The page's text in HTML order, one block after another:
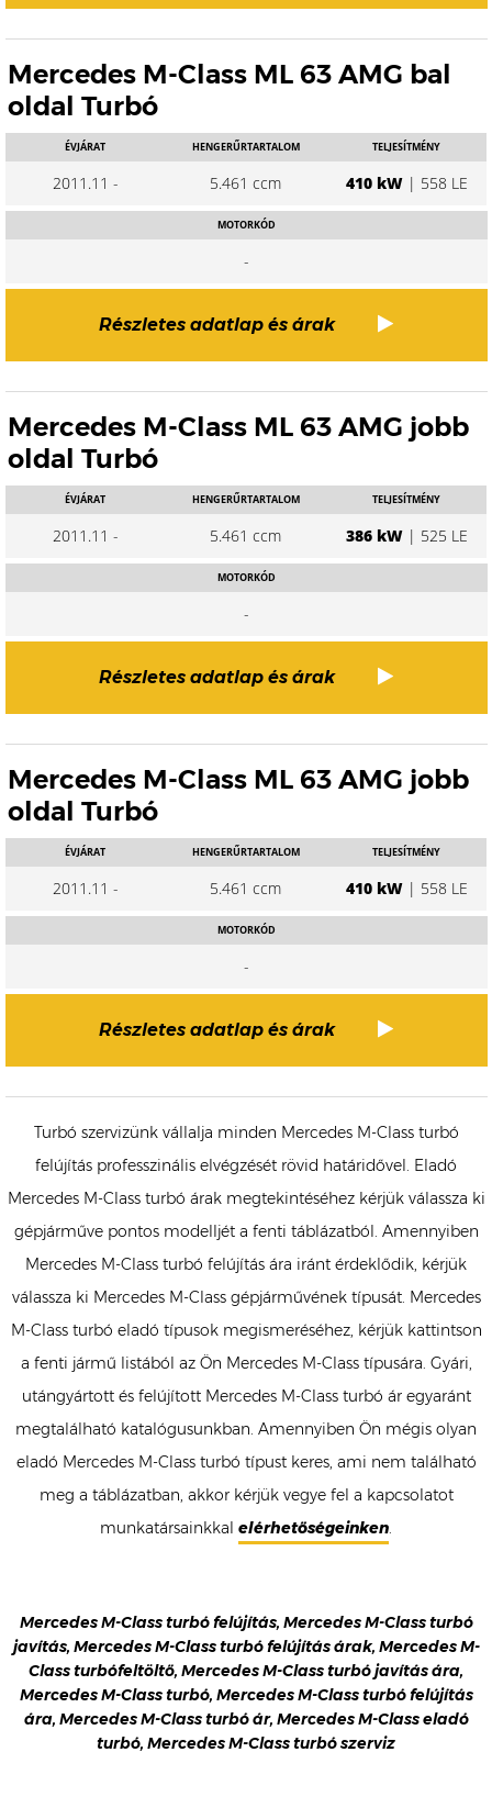
Mercedes M-Class ML 63 AMG bal
oldal Turbó
ÉVJÁRAT
2011.11 -
HENGERŰRTARTALOM
5.461 ccm
TELJESÍTMÉNY
410 kW| 558 LE
MOTORKÓD
-
Részletes adatlap és árak
Mercedes M-Class ML 63 AMG jobb
oldal Turbó
ÉVJÁRAT
2011.11 -
HENGERŰRTARTALOM
5.461 ccm
TELJESÍTMÉNY
386 kW| 525 LE
MOTORKÓD
-
Részletes adatlap és árak
Mercedes M-Class ML 63 AMG jobb
oldal Turbó
ÉVJÁRAT
2011.11 -
HENGERŰRTARTALOM
5.461 ccm
TELJESÍTMÉNY
410 kW| 558 LE
MOTORKÓD
-
Részletes adatlap és árak
Turbó szervizünk vállalja minden Mercedes M-Class turbó
felújítás professzinális elvégzését rövid határidővel. Eladó
Mercedes M-Class turbó árak megtekintéséhez kérjük válassza ki
gépjárműve pontos modelljét a fenti táblázatból. Amennyiben
Mercedes M-Class turbó felújítás ára iránt érdeklődik, kérjük
válassza ki Mercedes M-Class gépjárművének típusát. Mercedes
M-Class turbó eladó típusok megismeréséhez, kérjük kattintson
a fenti jármű listából az Ön Mercedes M-Class típusára. Gyári,
utángyártott és felújított Mercedes M-Class turbó ár egyaránt
megtalálható katalógusunkban. Amennyiben Ön mégis olyan
eladó Mercedes M-Class turbó típust keres, ami nem található
meg a táblázatban, akkor kérjük vegye fel a kapcsolatot
munkatársainkkal elérhetőségeinken.
Mercedes M-Class turbó felújítás, Mercedes M-Class turbó
javítás, Mercedes M-Class turbó felújítás árak, Mercedes M-
Class turbófeltöltő, Mercedes M-Class turbó javítás ára,
Mercedes M-Class turbó, Mercedes M-Class turbó felújítás
ára, Mercedes M-Class turbó ár, Mercedes M-Class eladó
turbó, Mercedes M-Class turbó szerviz